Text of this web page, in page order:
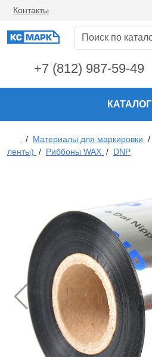
Контакты
+7 (812) 987-59-49
КАТАЛОГ
/ Материалы для маркировки /
ленты) / Риббоны WAX / DNP